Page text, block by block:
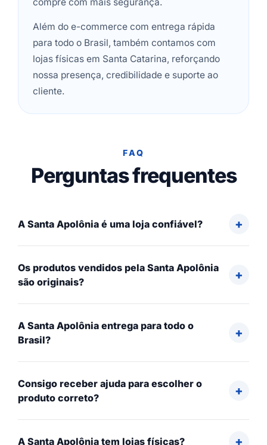
Além do e-commerce com entrega rápida
para todo o Brasil, também contamos com
lojas físicas em Santa Catarina, reforçando
nossa presença, credibilidade e suporte ao
cliente.
FAQ
Perguntas frequentes
A Santa Apolônia é uma loja confiável?
Os produtos vendidos pela Santa Apolônia
são originais?
A Santa Apolônia entrega para todo o
Brasil?
Consigo receber ajuda para escolher o
produto correto?
A Santa Apolônia tem lojas físicas?